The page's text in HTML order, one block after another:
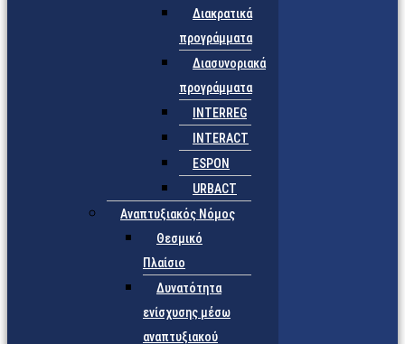
Διακρατικά
προγράμματα
Διασυνοριακά
προγράμματα
INTERREG
INTERACT
ESPON
URBACT
Αναπτυξιακός Νόμος
Θεσμικό
Πλαίσιο
Δυνατότητα
ενίσχυσης μέσω
αναπτυξιακού